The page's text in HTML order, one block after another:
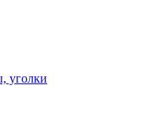
уголки